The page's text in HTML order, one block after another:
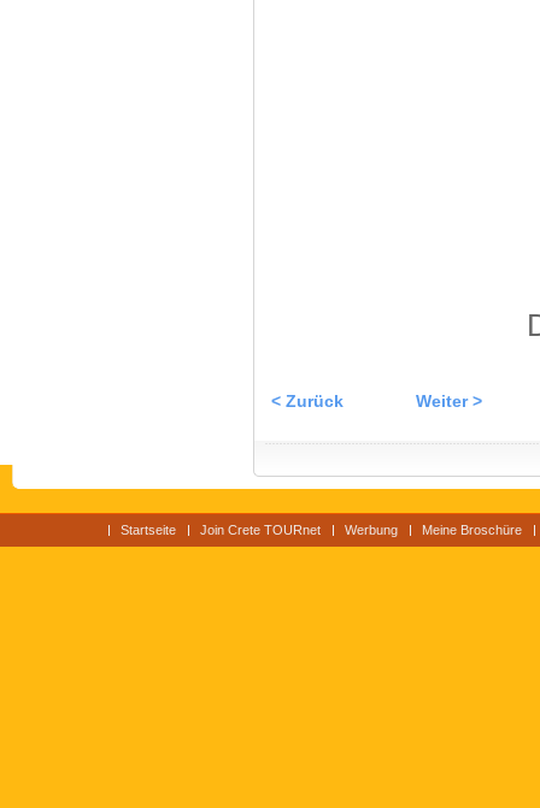
< Zurück Weiter >
Startseite Join Crete TOURnet Werbung Meine Broschüre